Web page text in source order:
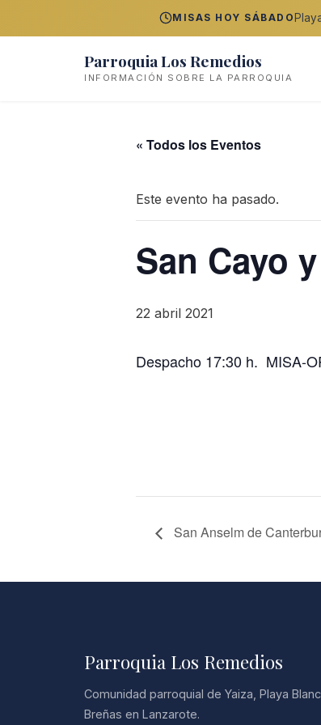
MISAS HOY SÁBADO
Parroquia Los Remedios
INFORMACIÓN SOBRE LA PARROQUIA
« Todos los Eventos
Este evento ha pasado.
San Cayo
22 abril 2021
Despacho 17:30 h. MISA-
San Anselm de
Parroquia Los Remedios
Comunidad parroquial de Yaiza, Playa
Breñas en Lanzarote.